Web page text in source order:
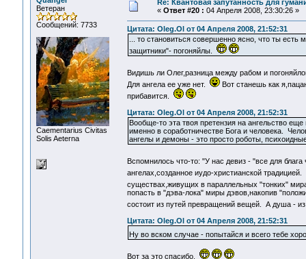
Ветеран
Сообщений: 7733
Сaementarius Civitas
Solis Aeterna
Re: Квантовая запутанность для
« Ответ #20 : 04 Апреля 2008, 23:30:26 »
Цитата: Oleg.Ol от 04 Апреля 2008, 21:52:31
... то становиться совершенно ясно, что ты
защитники"- погоняйлы.
Видишь ли Олег,разница между рабом и
Для ангела ее уже нет.
Вот станешь как
прибавится.
Цитата: Oleg.Ol от 04 Апреля 2008, 21:52:31
Вообще-то эта твоя претензия на ангельство
именно в соработничестве Бога и человека.
ангелы и демоны - это просто роботы,
Вспомнилось что-то: "У нас девиз - "все для
ангелах,созданное иудо-христианской традицией.
существах,живущих в параллельных "тонких"
попасть в "дэва-лока" миры дэвов,накопив
состоит из путей превращений вещей. А душа -
Цитата: Oleg.Ol от 04 Апреля 2008, 21:52:31
Ну во вском случае - попытайся и всего тебе
Вот за это спасибо.